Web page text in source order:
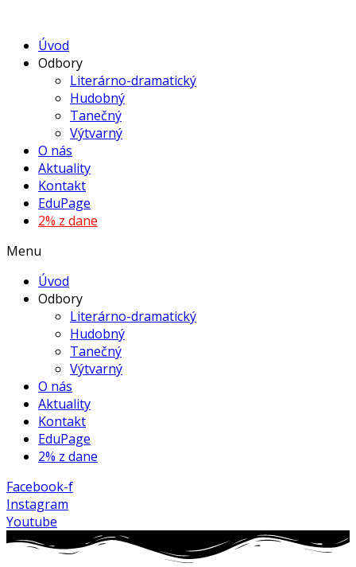
Úvod
Odbory
Literárno-dramatický
Hudobný
Tanečný
Výtvarný
O nás
Aktuality
Kontakt
EduPage
2% z dane
Menu
Úvod
Odbory
Literárno-dramatický
Hudobný
Tanečný
Výtvarný
O nás
Aktuality
Kontakt
EduPage
2% z dane
Facebook-f
Instagram
Youtube